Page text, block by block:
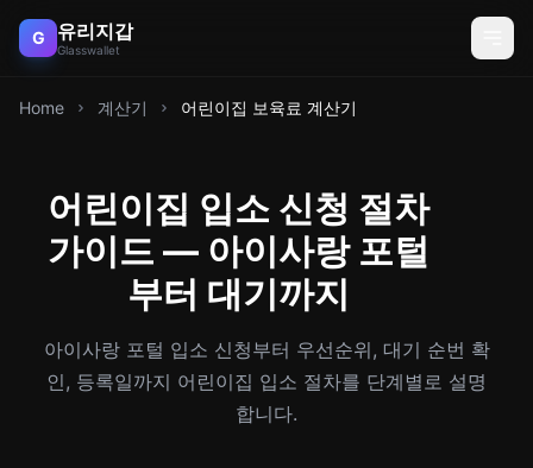
G 유리지갑
Glasswallet
Home 계산기 어린이집 보육료 계산기
어린이집 입소 신청 절차
가이드 — 아이사랑 포털
부터 대기까지
아이사랑 포털 입소 신청부터 우선순위, 대기 순번 확
인, 등록일까지 어린이집 입소 절차를 단계별로 설명
합니다.